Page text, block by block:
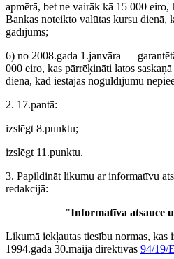
apmērā, bet ne vairāk kā 15 000
Bankas noteikto valūtas kursu dienā,
gadījums;
6) no 2008.gada 1.janvāra —
000 eiro, kas pārrēķināti latos
dienā, kad iestājas noguldījumu
2. 17.pantā:
izslēgt 8.punktu;
izslēgt 11.punktu.
3. Papildināt likumu ar informatīvu
redakcijā:
"Informatīva atsauce
Likumā iekļautas tiesību normas, kas
1994.gada 30.maija direktīvas 94/19/